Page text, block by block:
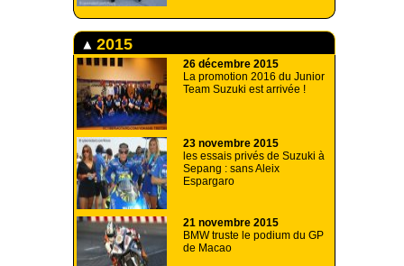
2015
26 décembre 2015
La promotion 2016 du Junior
Team Suzuki est arrivée !
23 novembre 2015
les essais privés de Suzuki à
Sepang : sans Aleix
Espargaro
21 novembre 2015
BMW truste le podium du GP
de Macao